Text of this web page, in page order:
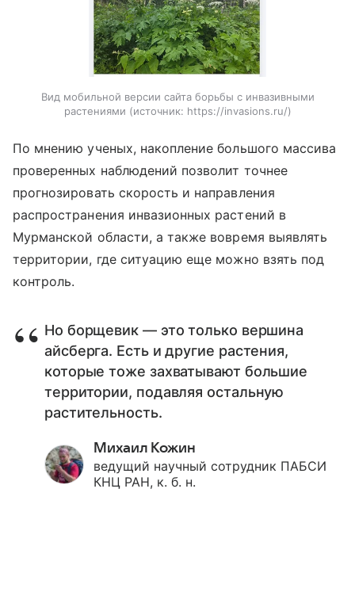
Вид мобильной версии сайта борьбы с инвазивными
растениями
источник: https://invasions.ru/
По мнению ученых, накопление большого массива
проверенных наблюдений позволит точнее
прогнозировать скорость и направления
распространения инвазионных растений в
Мурманской области, а также вовремя выявлять
территории, где ситуацию еще можно взять под
контроль.
Но борщевик — это только вершина
айсберга. Есть и другие растения,
которые тоже захватывают большие
территории, подавляя остальную
растительность.
Михаил Кожин
ведущий научный сотрудник ПАБСИ
КНЦ РАН, к. б. н.